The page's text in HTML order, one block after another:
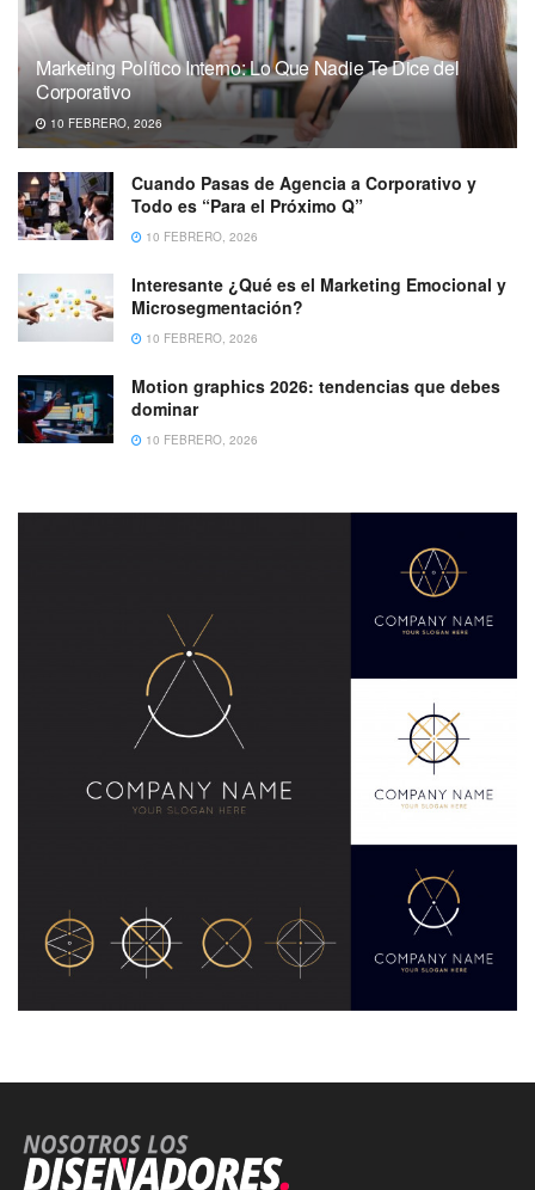
Marketing Político Interno: Lo Que Nadie Te Dice del
Corporativo
10 FEBRERO, 2026
Cuando Pasas de Agencia a Corporativo y
Todo es “Para el Próximo Q”
10 FEBRERO, 2026
Interesante ¿Qué es el Marketing Emocional y
Microsegmentación?
10 FEBRERO, 2026
Motion graphics 2026: tendencias que debes
dominar
10 FEBRERO, 2026